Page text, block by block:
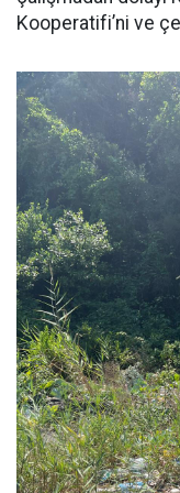
Kooperatifi’ni ve